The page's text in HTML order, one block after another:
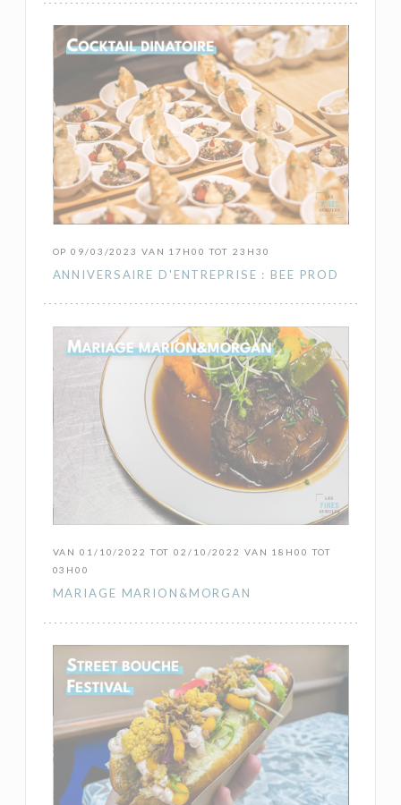
OP 09/03/2023 VAN 17H00 TOT 23H30
ANNIVERSAIRE D'ENTREPRISE : BEE PROD
VAN 01/10/2022 TOT 02/10/2022 VAN 18H00 TOT
03H00
MARIAGE MARION&MORGAN